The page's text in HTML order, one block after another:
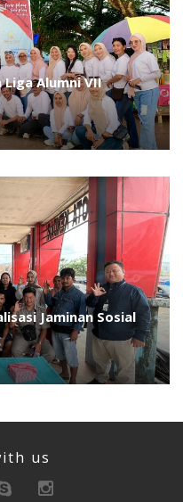
Alumni VII
Jaminan Sosial
us